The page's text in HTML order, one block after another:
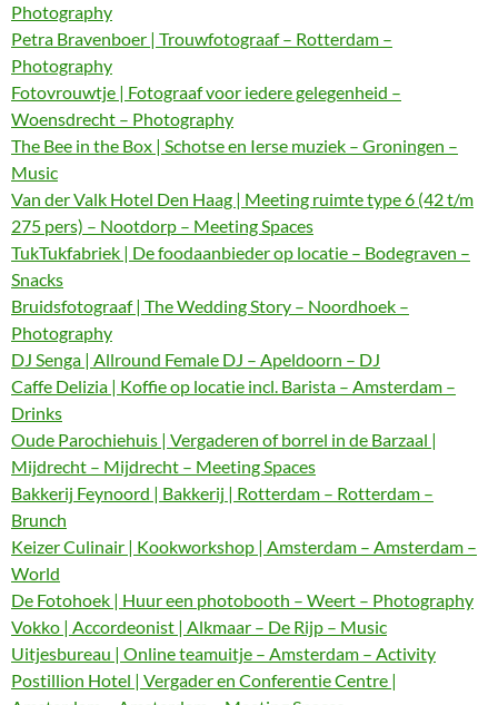
Photography
Petra Bravenboer | Trouwfotograaf – Rotterdam –
Photography
Fotovrouwtje | Fotograaf voor iedere gelegenheid –
Woensdrecht – Photography
The Bee in the Box | Schotse en Ierse muziek – Groningen –
Music
Van der Valk Hotel Den Haag | Meeting ruimte type 6 (42 t/m
275 pers) – Nootdorp – Meeting Spaces
TukTukfabriek | De foodaanbieder op locatie – Bodegraven –
Snacks
Bruidsfotograaf | The Wedding Story – Noordhoek –
Photography
DJ Senga | Allround Female DJ – Apeldoorn – DJ
Caffe Delizia | Koffie op locatie incl. Barista – Amsterdam –
Drinks
Oude Parochiehuis | Vergaderen of borrel in de Barzaal |
Mijdrecht – Mijdrecht – Meeting Spaces
Bakkerij Feynoord | Bakkerij | Rotterdam – Rotterdam –
Brunch
Keizer Culinair | Kookworkshop | Amsterdam – Amsterdam –
World
De Fotohoek | Huur een photobooth – Weert – Photography
Vokko | Accordeonist | Alkmaar – De Rijp – Music
Uitjesbureau | Online teamuitje – Amsterdam – Activity
Postillion Hotel | Vergader en Conferentie Centre |